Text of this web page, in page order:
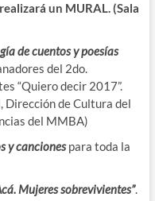
un MURAL. (Sala
de cuentos y poesías
del 2do.
“Quiero decir 2017”.
Dirección de Cultura del
del MMBA)
y cancionespara toda la
Mujeres sobrevivientes”.